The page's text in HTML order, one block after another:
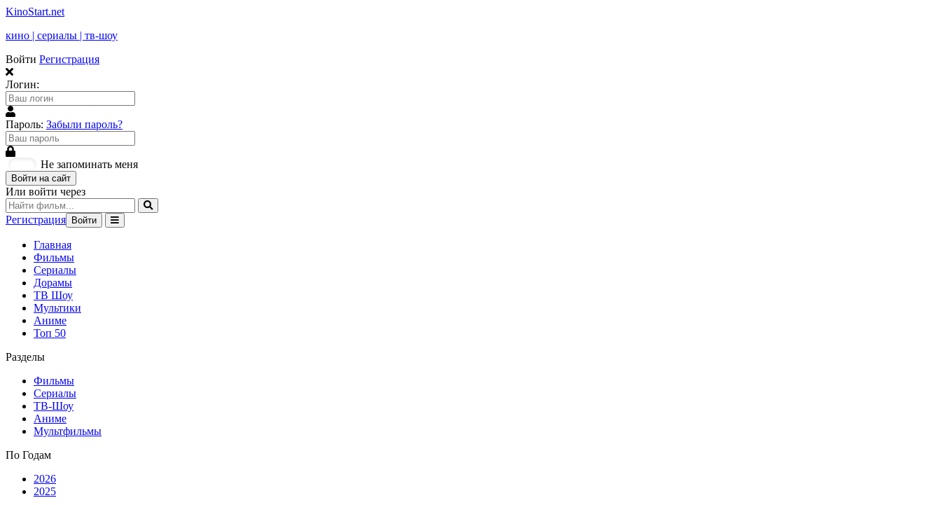
KinoStart.net
кино | сериалы | тв-шоу
Войти Регистрация
Логин:
Пароль: Забыли пароль?
Не запоминать меня
Войти на сайт
Или войти через
Регистрация Войти
Главная
Фильмы
Сериалы
Дорамы
ТВ Шоу
Мультики
Аниме
Топ 50
Разделы
Фильмы
Сериалы
ТВ-Шоу
Аниме
Мультфильмы
По Годам
2026
2025